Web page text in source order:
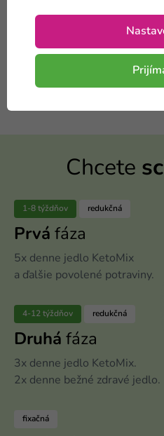
Do košíka
-40 %
115,00 €
Chcete
1-8 týždňov redukčná
Prvá fáza
5x denne jedlo KetoMix
a ďalšie povolené potraviny.
4-12 týždňov redukčná
Druhá fáza
3x denne jedlo KetoMix.
2x denne bežné zdravé jedlo.
fixačná